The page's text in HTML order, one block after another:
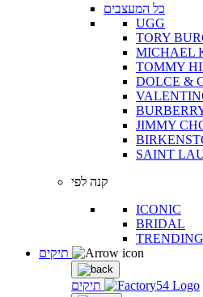
כל המעצבים
UGG
TORY
MICHAEL
TOMMY
DOLCE &
JIMMY
SAINT
קנה לפי
ICONIC
BRIDAL
תיקים